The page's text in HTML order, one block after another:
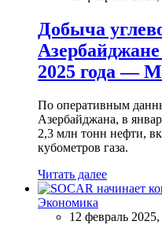
Добыча
2025 года —
По оперативным
Азербайджана, в
2,3 млн тонн нефти,
кубометров газа.
Читать далее
Экономика
12 февраль